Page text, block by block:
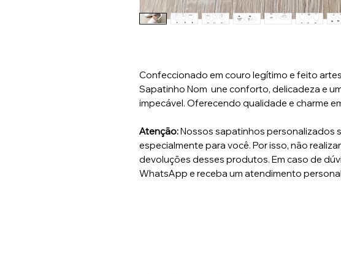
Confeccionado em couro legítimo e feito
Sapatinho Nom une conforto, delicadeza e
impecável. Oferecendo qualidade e charme
Atenção:Nossos sapatinhos personalizados
especialmente para você. Por isso, não
devoluções desses produtos. Em caso de
WhatsApp e receba um atendimento